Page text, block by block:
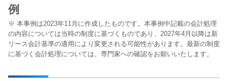
例
※ 本事例は2023年11月に作成したものです。本事例中記載の会計処理
の内容については当時の制度に基づくものであり、2027年4月以降は新
リース会計基準の適用により変更される可能性があります。最新の制度
に基づく会計処理については、専門家への確認をお願いいたします。